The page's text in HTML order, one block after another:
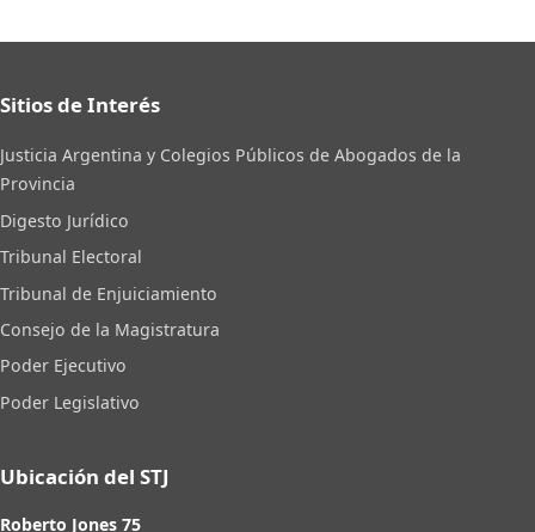
Sitios de Interés
Justicia Argentina y Colegios Públicos de Abogados de la
Provincia
Digesto Jurídico
Tribunal Electoral
Tribunal de Enjuiciamiento
Consejo de la Magistratura
Poder Ejecutivo
Poder Legislativo
Ubicación del STJ
Roberto Jones 75